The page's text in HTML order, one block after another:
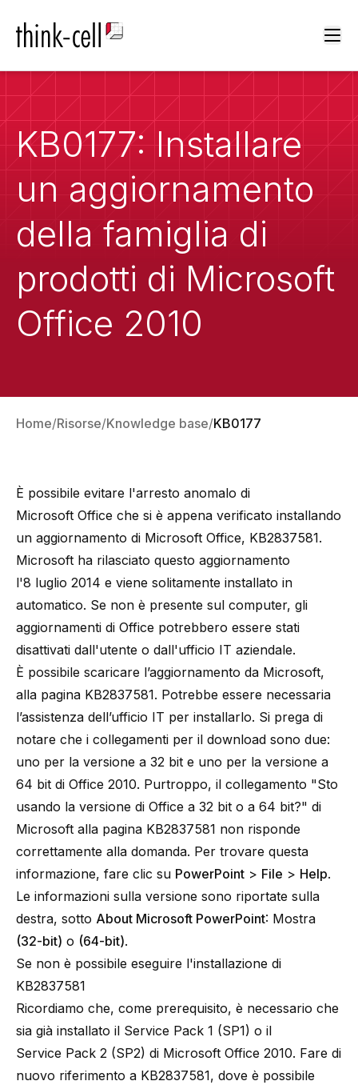
KB0177: Installare
un aggiornamento
della famiglia di
prodotti di Microsoft
Office 2010
Home Risorse Knowledge base KB0177
È possibile evitare l'arresto anomalo di
Microsoft Office che si è appena verificato installando
un aggiornamento di Microsoft Office, KB2837581.
Microsoft ha rilasciato questo aggiornamento
l'8 luglio 2014 e viene solitamente installato in
automatico. Se non è presente sul computer, gli
aggiornamenti di Office potrebbero essere stati
disattivati dall'utente o dall'ufficio IT aziendale.
È possibile scaricare l’aggiornamento da Microsoft,
alla pagina KB2837581. Potrebbe essere necessaria
l’assistenza dell’ufficio IT per installarlo. Si prega di
notare che i collegamenti per il download sono due:
uno per la versione a 32 bit e uno per la versione a
64 bit di Office 2010. Purtroppo, il collegamento "Sto
usando la versione di Office a 32 bit o a 64 bit?" di
Microsoft alla pagina KB2837581 non risponde
correttamente alla domanda. Per trovare questa
informazione, fare clic su PowerPoint > File > Help.
Le informazioni sulla versione sono riportate sulla
destra, sotto About Microsoft PowerPoint: Mostra
(32-bit) o (64-bit).
Se non è possibile eseguire l'installazione di
KB2837581
Ricordiamo che, come prerequisito, è necessario che
sia già installato il Service Pack 1 (SP1) o il
Service Pack 2 (SP2) di Microsoft Office 2010. Fare di
nuovo riferimento a KB2837581, dove è possibile